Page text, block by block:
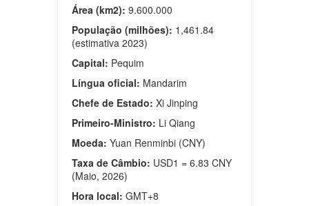
Área (km2): 9.600.000
População (milhões): 1,461.84
(estimativa 2023)
Capital: Pequim
Língua oficial: Mandarim
Chefe de Estado: Xi Jinping
Primeiro-Ministro: Li Qiang
Moeda: Yuan Renminbi (CNY)
Taxa de Câmbio: USD1 = 6.83 CNY
(Maio, 2026)
Hora local: GMT+8